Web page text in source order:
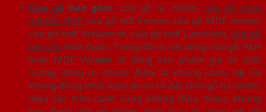
Cửa gỗbao gồm: cửa gỗ tự nhiên,cửa gỗ công
nghiệp HDF, cửa gỗ hdf Veneer, cửa gỗ MDF veneer,
cửa gỗ mdf Melamine, cửa gỗ mdf Laminate,cửa gỗ
cao cấp Hàn Quốc. Trong đó có các dòng cửa gỗ HDF
hoặc MDF Veneer là dòng sản phẩm giá rẻ chất
lượng, dòng có nhược điểm là khung cánh, nẹp chỉ
không đồng nhất màu do nó có đặc tính gỗ tự nhiên,
màu sắc trên cánh cũng không điều nhau, khung